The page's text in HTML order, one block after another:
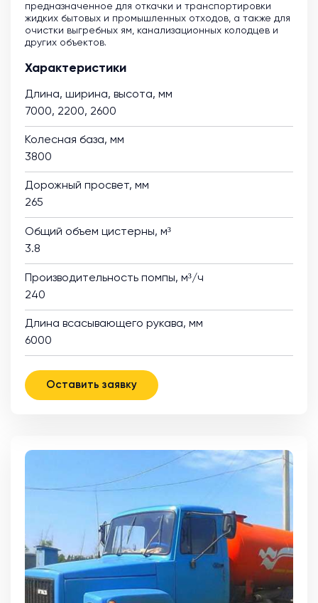
предназначенное для откачки и транспортировки
жидких бытовых и промышленных отходов, а также для
очистки выгребных ям, канализационных колодцев и
других объектов.
Характеристики
Длина, ширина, высота, мм
7000, 2200, 2600
Колесная база, мм
3800
Дорожный просвет, мм
265
Общий объем цистерны, м³
3.8
Производительность помпы, м³/ч
240
Длина всасывающего рукава, мм
6000
Оставить заявку